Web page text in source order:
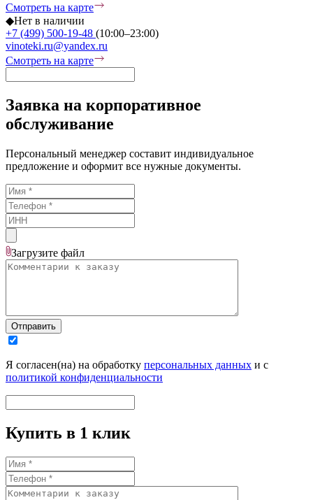
Смотреть на карте
◆Нет в наличии
+7 (499) 500-19-48 (10:00–23:00)
vinoteki.ru@yandex.ru
Смотреть на карте
Заявка на корпоративное
обслуживание
Персональный менеджер составит индивидуальное
предложение и оформит все нужные документы.
Загрузите файл
Отправить
Я согласен(на) на обработку персональных данных и с
политикой конфиденциальности
Купить в 1 клик